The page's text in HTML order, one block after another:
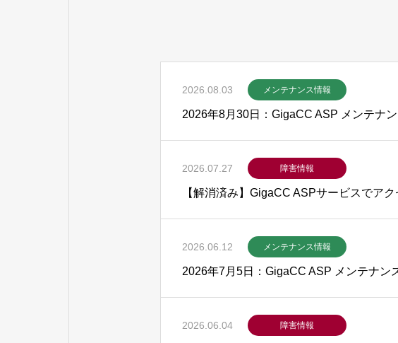
2026.08.03 メンテナンス情報
2026年8月30日：GigaCC ASP メンテナ
2026.07.27 障害情報
【解消済み】GigaCC ASPサービスでア
2026.06.12 メンテナンス情報
2026年7月5日：GigaCC ASP メンテナン
2026.06.04 障害情報